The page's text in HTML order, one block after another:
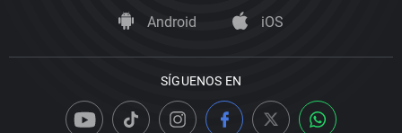
Android iOS
SÍGUENOS EN